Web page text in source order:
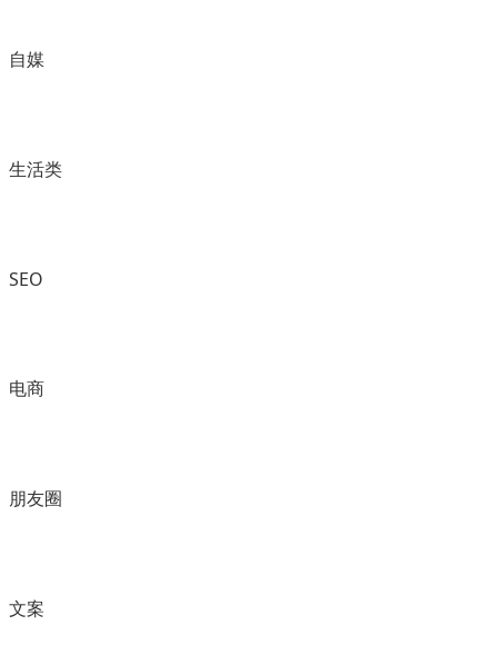
自媒
生活类
SEO
电商
朋友圈
文案